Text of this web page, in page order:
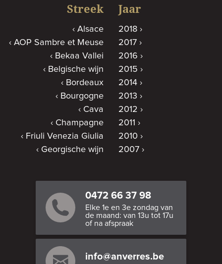
Streek
Alsace
AOP Sambre et Meuse
Bekaa Vallei
Belgische wijn
Bordeaux
Bourgogne
Cava
Champagne
Friuli Venezia Giulia
Georgische wijn
Jaar
2018
2017
2016
2015
2014
2013
2012
2011
2010
2007
0472 66 37 98
Elke 1e en 3e zondag van
de maand: van 13u tot 17u
of na afspraak
info@anverres.be